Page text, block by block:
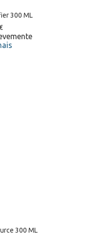
300 ML
300 ML